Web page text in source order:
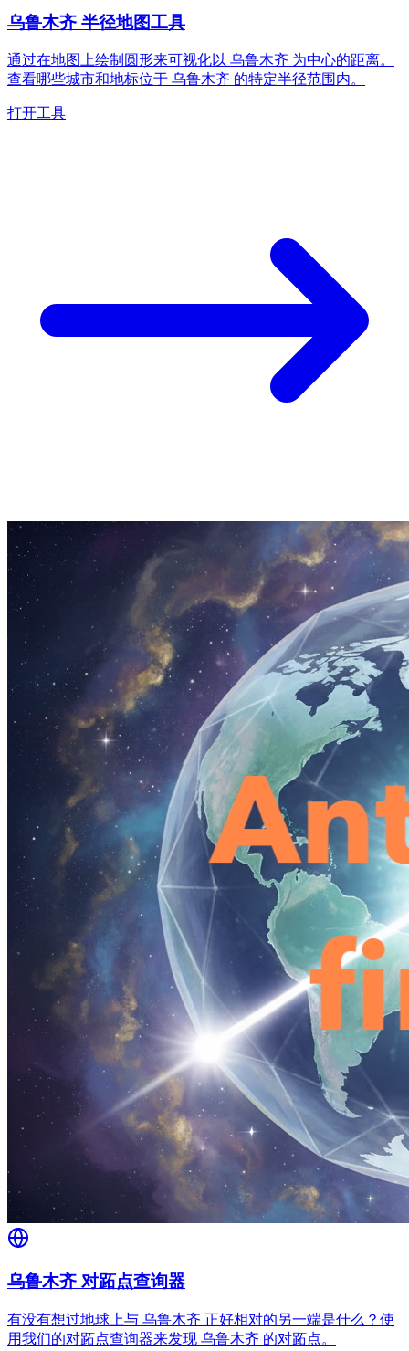
乌鲁木齐 半径地图工具
通过在地图上绘制圆形来可视化以 乌鲁木齐 为中心的距离。
查看哪些城市和地标位于 乌鲁木齐 的特定半径范围内。
打开工具
乌鲁木齐 对跖点查询器
有没有想过地球上与 乌鲁木齐 正好相对的另一端是什么？使
用我们的对跖点查询器来发现 乌鲁木齐 的对跖点。